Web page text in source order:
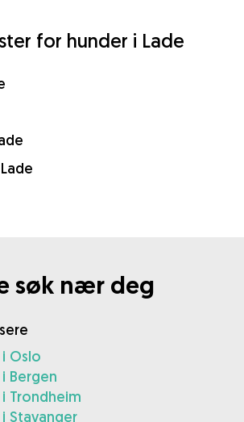
for hunder i Lade
søk nær deg
Oslo
Bergen
Trondheim
Stavanger